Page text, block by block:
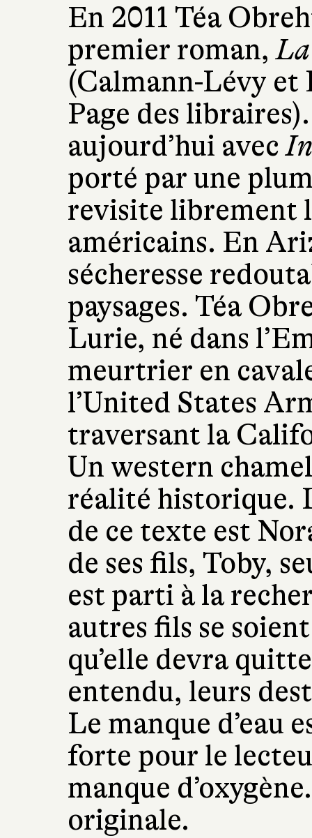
En 2011 Téa
premier roman,La
(Calmann-Lévy et
Page des
aujourd’hui avec
porté par une
revisite librement
américains. En
sécheresse
paysages. Téa
Lurie, né dans
meurtrier en
l’United States
traversant la
Un western
réalité historique.
de ce texte est
de ses fils, Toby,
est parti à la
autres fils se
qu’elle devra
entendu, leurs
Le manque d’eau
forte pour le
manque
originale.